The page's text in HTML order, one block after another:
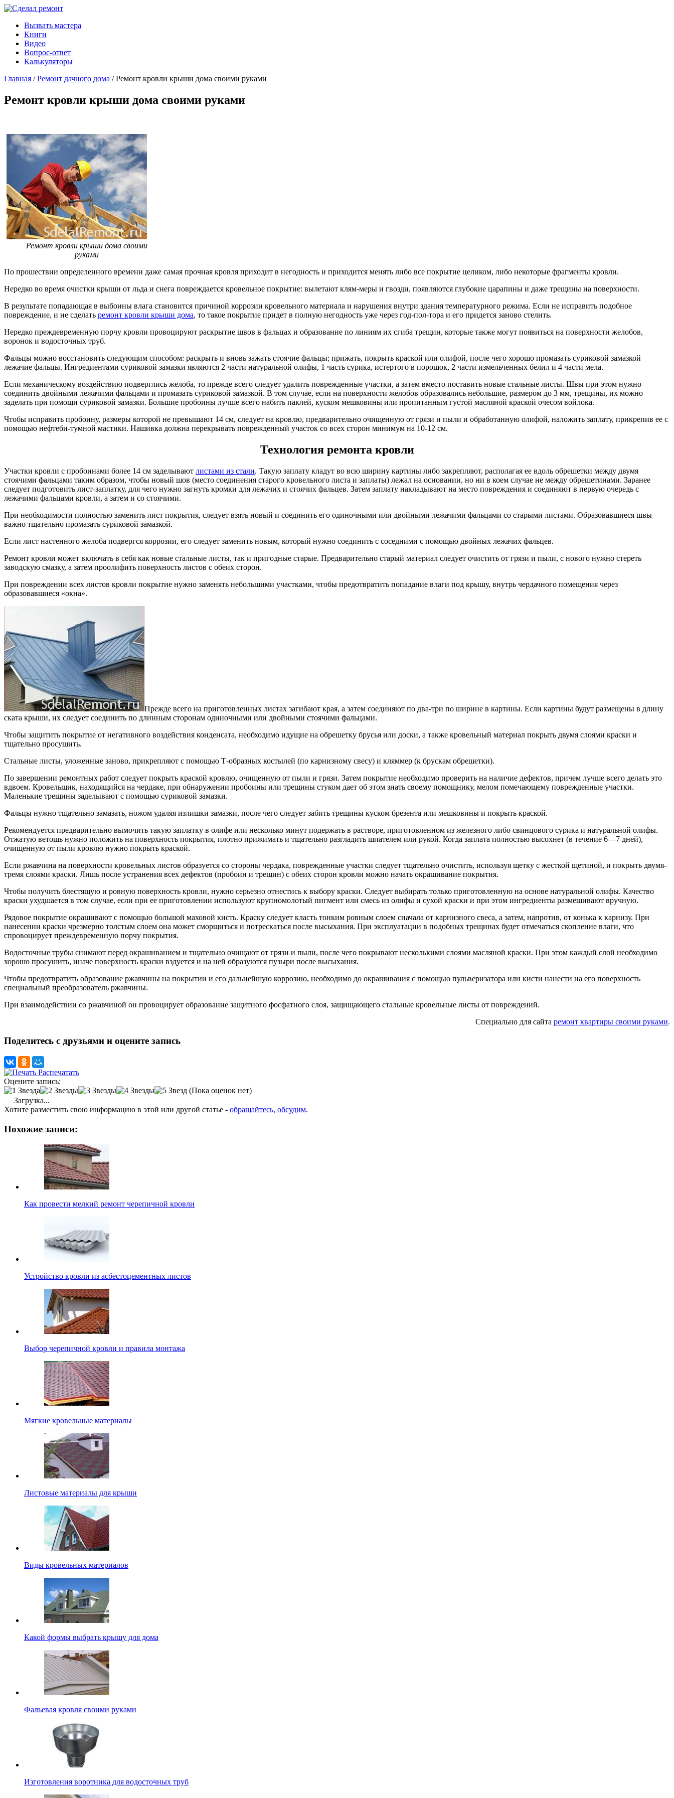
Вызвать мастера
Книги
Видео
Вопрос-ответ
Калькуляторы
Главная /Ремонт дачного дома / Ремонт кровли крыши дома своими руками
Ремонт кровли крыши дома своими руками
Ремонт кровли крыши дома своими
руками
По прошествии определенного времени даже самая прочная кровля приходит в негодность и приходится менять либо все покрытие целиком, либо некоторые фрагменты кровли.
Нередко во время очистки крыши от льда и снега повреждается кровельное покрытие: вылетают клям-меры и гвозди, появляются глубокие царапины и даже трещины на поверхности.
В результате попадающая в выбоины влага становится причиной коррозии кровельного материала и нарушения внутри здания температурного режима. Если не исправить подобное
повреждение, и не сделать ремонт кровли крыши дома, то такое покрытие придет в полную негодность уже через год-пол-тора и его придется заново стелить.
Нередко преждевременную порчу кровли провоцируют раскрытие швов в фальцах и образование по линиям их сгиба трещин, которые также могут появиться на поверхности желобов,
воронок и водосточных труб.
Фальцы можно восстановить следующим способом: раскрыть и вновь зажать стоячие фальцы; прижать, покрыть краской или олифой, после чего хорошо промазать суриковой замазкой
лежачие фальцы. Ингредиентами суриковой замазки являются 2 части натуральной олифы, 1 часть сурика, истертого в порошок, 2 части измельченных белил и 4 части мела.
Если механическому воздействию подверглись желоба, то прежде всего следует удалить поврежденные участки, а затем вместо поставить новые стальные листы. Швы при этом нужно
соединить двойными лежачими фальцами и промазать суриковой замазкой. В том случае, если на поверхности желобов образовались небольшие, размером до 3 мм, трещины, их можно
заделать при помощи суриковой замазки. Большие пробоины лучше всего набить паклей, куском мешковины или пропитанным густой масляной краской очесом войлока.
Чтобы исправить пробоину, размеры которой не превышают 14 см, следует на кровлю, предварительно очищенную от грязи и пыли и обработанную олифой, наложить заплату, прикрепив ее с
помощью нефтеби-тумной мастики. Нашивка должна перекрывать поврежденный участок со всех сторон минимум на 10-12 см.
Технология ремонта кровли
Участки кровли с пробоинами более 14 см заделывают листами из стали. Такую заплату кладут во всю ширину картины либо закрепляют, располагая ее вдоль обрешетки между двумя
стоячими фальцами таким образом, чтобы новый шов (место соединения старого кровельного листа и заплаты) лежал на основании, но ни в коем случае не между обрешетинами. Заранее
следует подготовить лист-заплатку, для чего нужно загнуть кромки для лежачих и стоячих фальцев. Затем заплату накладывают на место повреждения и соединяют в первую очередь с
лежачими фальцами кровли, а затем и со стоячими.
При необходимости полностью заменить лист покрытия, следует взять новый и соединить его одиночными или двойными лежачими фальцами со старыми листами. Образовавшиеся швы
важно тщательно промазать суриковой замазкой.
Если лист настенного желоба подвергся коррозии, его следует заменить новым, который нужно соединить с соседними с помощью двойных лежачих фальцев.
Ремонт кровли может включать в себя как новые стальные листы, так и пригодные старые. Предварительно старый материал следует очистить от грязи и пыли, с нового нужно стереть
заводскую смазку, а затем проолифить поверхность листов с обеих сторон.
При повреждении всех листов кровли покрытие нужно заменять небольшими участками, чтобы предотвратить попадание влаги под крышу, внутрь чердачного помещения через
образовавшиеся «окна».
Прежде всего на приготовленных листах загибают края, а затем соединяют по два-три по ширине в картины. Если картины будут размещены в длину
ската крыши, их следует соединить по длинным сторонам одиночными или двойными стоячими фальцами.
Чтобы защитить покрытие от негативного воздействия конденсата, необходимо идущие на обрешетку брусья или доски, а также кровельный материал покрыть двумя слоями краски и
тщательно просушить.
Стальные листы, уложенные заново, прикрепляют с помощью Т-образных костылей (по карнизному свесу) и кляммер (к брускам обрешетки).
По завершении ремонтных работ следует покрыть краской кровлю, очищенную от пыли и грязи. Затем покрытие необходимо проверить на наличие дефектов, причем лучше всего делать это
вдвоем. Кровельщик, находящийся на чердаке, при обнаружении пробоины или трещины стуком дает об этом знать своему помощнику, мелом помечающему поврежденные участки.
Маленькие трещины заделывают с помощью суриковой замазки.
Фальцы нужно тщательно замазать, ножом удаляя излишки замазки, после чего следует забить трещины куском брезента или мешковины и покрыть краской.
Рекомендуется предварительно вымочить такую заплатку в олифе или несколько минут подержать в растворе, приготовленном из железного либо свинцового сурика и натуральной олифы.
Отжатую ветошь нужно положить на поверхность покрытия, плотно прижимать и тщательно разгладить шпателем или рукой. Когда заплата полностью высохнет (в течение 6—7 дней),
очищенную от пыли кровлю нужно покрыть краской.
Если ржавчина на поверхности кровельных листов образуется со стороны чердака, поврежденные участки следует тщательно очистить, используя щетку с жесткой щетиной, и покрыть двумя-
тремя слоями краски. Лишь после устранения всех дефектов (пробоин и трещин) с обеих сторон кровли можно начать окрашивание покрытия.
Чтобы получить блестящую и ровную поверхность кровли, нужно серьезно отнестись к выбору краски. Следует выбирать только приготовленную на основе натуральной олифы. Качество
краски ухудшается в том случае, если при ее приготовлении используют крупномолотый пигмент или смесь из олифы и сухой краски и при этом ингредиенты размешивают вручную.
Рядовое покрытие окрашивают с помощью большой маховой кисть. Краску следует класть тонким ровным слоем сначала от карнизного свеса, а затем, напротив, от конька к карнизу. При
нанесении краски чрезмерно толстым слоем она может сморщиться и потрескаться после высыхания. При эксплуатации в подобных трещинах будет отмечаться скопление влаги, что
спровоцирует преждевременную порчу покрытия.
Водосточные трубы снимают перед окрашиванием и тщательно очищают от грязи и пыли, после чего покрывают несколькими слоями масляной краски. При этом каждый слой необходимо
хорошо просушить, иначе поверхность краски вздуется и на ней образуются пузыри после высыхания.
Чтобы предотвратить образование ржавчины на покрытии и его дальнейшую коррозию, необходимо до окрашивания с помощью пульверизатора или кисти нанести на его поверхность
специальный преобразователь ржавчины.
При взаимодействии со ржавчиной он провоцирует образование защитного фосфатного слоя, защищающего стальные кровельные листы от повреждений.
Специально для сайта ремонт квартиры своими руками.
Поделитесь с друзьями и оцените запись
Распечатать
Оцените запись:
(Пока оценок нет)
Загрузка...
Хотите разместить свою информацию в этой или другой статье - обращайтесь, обсудим.
Похожие записи:
Как провести мелкий ремонт черепичной кровли
Устройство кровли из асбестоцементных листов
Выбор черепичной кровли и правила монтажа
Мягкие кровельные материалы
Листовые материалы для крыши
Виды кровельных материалов
Какой формы выбрать крышу для дома
Фальевая кровля своими руками
Изготовления воротника для водосточных труб